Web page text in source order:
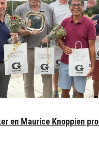
en Maurice Knoppien